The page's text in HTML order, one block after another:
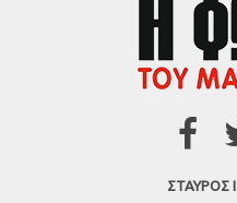
ΣΤΑΥΡΟΣ